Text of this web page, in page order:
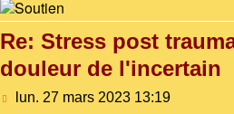
Re: Stress post
douleur de l'incertain
Message
lun. 27 mars 2023 13:19